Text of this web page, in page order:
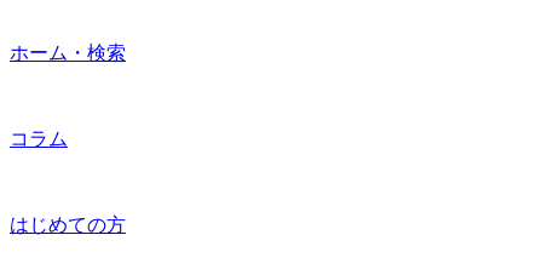
ホーム・検索
コラム
はじめての方